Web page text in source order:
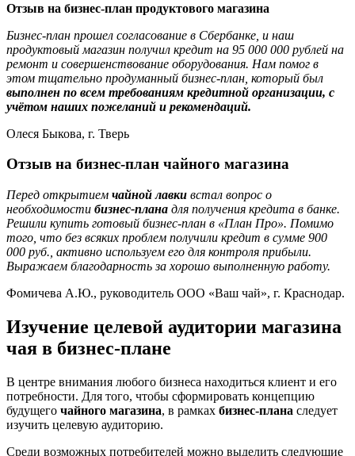
Отзыв на бизнес-план продуктового магазина
Бизнес-план прошел согласование в Сбербанке, и наш
продуктовый магазин получил кредит на 95 000 000 рублей на
ремонт и совершенствование оборудования. Нам помог в
этом тщательно продуманный бизнес-план, который был
выполнен по всем требованиям кредитной организации, с
учётом наших пожеланий и рекомендаций.
Олеся Быкова, г. Тверь
Отзыв на бизнес-план чайного магазина
Перед открытием чайной лавки встал вопрос о
необходимости бизнес-плана для получения кредита в банке.
Решили купить готовый бизнес-план в «План Про». Помимо
того, что без всяких проблем получили кредит в сумме 900
000 руб., активно используем его для контроля прибыли.
Выражаем благодарность за хорошо выполненную работу.
Фомичева А.Ю., руководитель ООО «Ваш чай», г. Краснодар.
Изучение целевой аудитории магазина
чая в бизнес-плане
В центре внимания любого бизнеса находиться клиент и его
потребности. Для того, чтобы сформировать концепцию
будущего чайного магазина, в рамках бизнес-плана следует
изучить целевую аудиторию.
Среди возможных потребителей можно выделить следующие